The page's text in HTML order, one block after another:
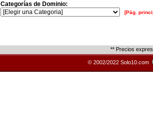
Categorías de Dominio:
[Pág.
** Precios
© 2002/2022 Solo10.com